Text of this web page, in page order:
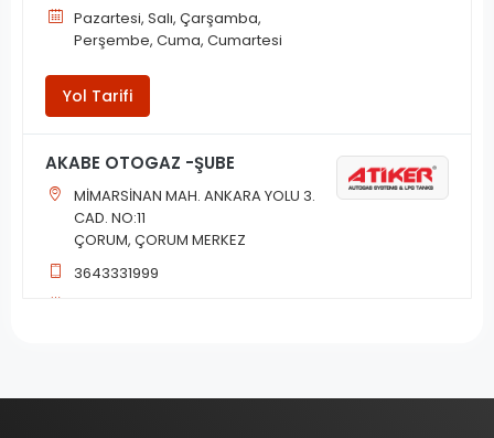
Pazartesi, Salı, Çarşamba,
Perşembe, Cuma, Cumartesi
Yol Tarifi
AKABE OTOGAZ -ŞUBE
MİMARSİNAN MAH. ANKARA YOLU 3.
CAD. NO:11
ÇORUM, ÇORUM MERKEZ
3643331999